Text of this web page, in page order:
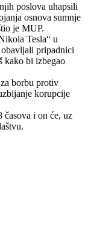
poslova uhapsili
osnova sumnje
je MUP.
Tesla“ u
pripadnici
kako bi izbegao
borbu protiv
korupcije
časova i on će, uz